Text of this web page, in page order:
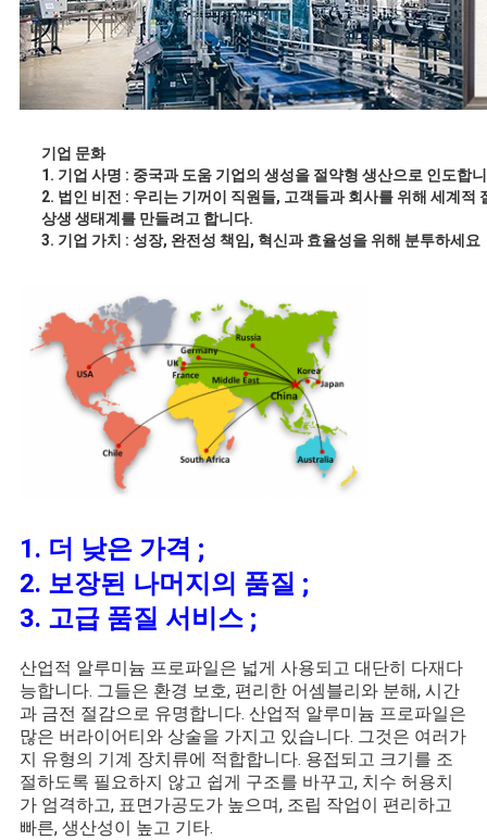
기업 문화
1. 기업 사명 : 중국과 도움 기업의 생성을 절약형 생산으로 인도합
2. 법인 비전 : 우리는 기꺼이 직원들, 고객들과 회사를 위해 세계
상생 생태계를 만들려고 합니다.
3. 기업 가치 : 성장, 완전성 책임, 혁신과 효율성을 위해 분투하세요
1. 더 낮은 가격 ;
2. 보장된 나머지의 품질 ;
3. 고급 품질 서비스 ;
산업적 알루미늄 프로파일은 넓게 사용되고 대단히 다재다
능합니다. 그들은 환경 보호, 편리한 어셈블리와 분해, 시간
과 금전 절감으로 유명합니다. 산업적 알루미늄 프로파일은
많은 버라이어티와 상술을 가지고 있습니다. 그것은 여러가
지 유형의 기계 장치류에 적합합니다. 용접되고 크기를 조
절하도록 필요하지 않고 쉽게 구조를 바꾸고, 치수 허용치
가 엄격하고, 표면가공도가 높으며, 조립 작업이 편리하고
빠른, 생산성이 높고 기타.